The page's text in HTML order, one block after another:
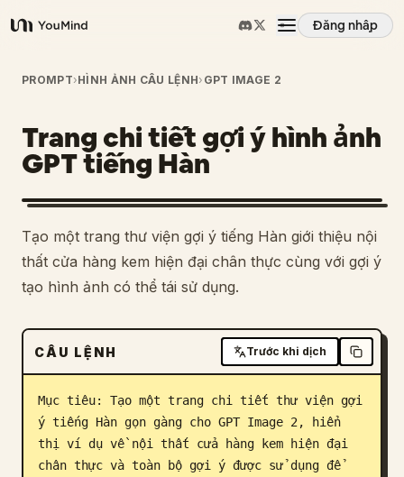
YouMind
Đăng nhập
Tổng quan
Các trường hợp sử dụng
Kỹ năng
Lời nhắc
Tải xuống
Blog
PROMPT›HÌNH ẢNH CÂU LỆNH› GPT IMAGE 2
Trang chi tiết gợi ý hình ảnh
GPT tiếng Hàn
Tạo một trang thư viện gợi ý tiếng Hàn giới thiệu nội
thất cửa hàng kem hiện đại chân thực cùng với gợi ý
tạo hình ảnh có thể tái sử dụng.
CÂU LỆNH Trước khi dịch
Mục tiêu: Tạo một trang chi tiết thư viện gợi
ý tiếng Hàn gọn gàng cho GPT Image 2, hiển
thị ví dụ về nội thất cửa hàng kem hiện đại
chân thực và toàn bộ gợi ý được sử dụng để